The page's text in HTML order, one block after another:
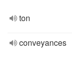
ton
conveyances